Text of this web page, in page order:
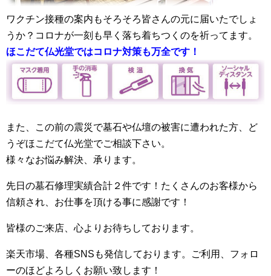
ワクチン接種の案内もそろそろ皆さんの元に届いたでしょ
うか？コロナが一刻も早く落ち着ちつくのを祈ってます。
ほこだて仏光堂ではコロナ対策も万全です！
また、この前の震災で墓石や仏壇の被害に遭われた方、ど
うぞほこだて仏光堂でご相談下さい。
様々なお悩み解決、承ります。
先日の墓石修理実績合計２件です！たくさんのお客様から
信頼され、お仕事を頂ける事に感謝です！
皆様のご来店、心よりお待ちしております。
楽天市場、各種SNSも発信しております。ご利用、フォロ
ーのほどよろしくお願い致します！